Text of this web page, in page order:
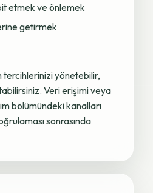
etmek ve önlemek
getirmek
tercihlerinizi yönetebilir,
Veri erişimi veya
bölümündeki kanalları
sonrasında